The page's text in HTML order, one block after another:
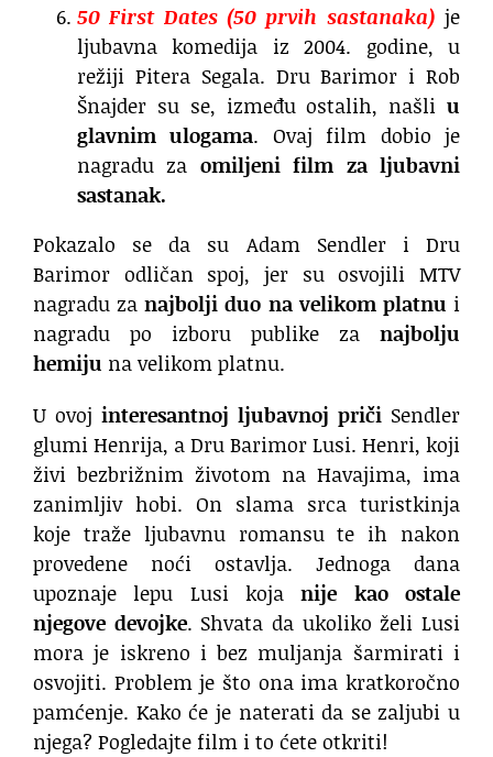
50 First Dates (50 prvih sastanaka) je
ljubavna komedija iz 2004. godine, u
režiji Pitera Segala. Dru Barimor i Rob
Šnajder su se, između ostalih, našli u
glavnim ulogama. Ovaj film dobio je
nagradu za omiljeni film za ljubavni
sastanak.
Pokazalo se da su Adam Sendler i Dru
Barimor odličan spoj, jer su osvojili MTV
nagradu zanajbolji duo na velikom platnu i
nagradu po izboru publike za najbolju
hemiju na velikom platnu.
U ovoj interesantnoj ljubavnoj priči Sendler
glumi Henrija, a Dru Barimor Lusi. Henri, koji
živi bezbrižnim životom na Havajima, ima
zanimljiv hobi. On slama srca turistkinja
koje traže ljubavnu romansu te ih nakon
provedene noći ostavlja. Jednoga dana
upoznaje lepu Lusi kojanije kao ostale
njegove devojke. Shvata da ukoliko želi Lusi
mora je iskreno i bez muljanja šarmirati i
osvojiti. Problem je što ona ima kratkoročno
pamćenje. Kako će je naterati da se zaljubi u
njega? Pogledajte film i to ćete otkriti!